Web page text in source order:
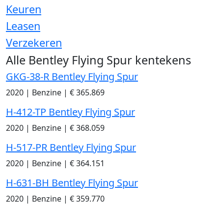
Keuren
Leasen
Verzekeren
Alle Bentley Flying Spur kentekens
GKG-38-R Bentley Flying Spur
2020 | Benzine | € 365.869
H-412-TP Bentley Flying Spur
2020 | Benzine | € 368.059
H-517-PR Bentley Flying Spur
2020 | Benzine | € 364.151
H-631-BH Bentley Flying Spur
2020 | Benzine | € 359.770